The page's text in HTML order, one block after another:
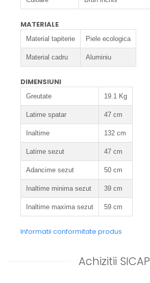
MATERIALE
Material tapiterie Piele ecologica
Material cadru Aluminiu
DIMENSIUNI
Greutate 19.1 Kg
Latime spatar 47 cm
Inaltime 132 cm
Latime sezut 47 cm
Adancime sezut 50 cm
Inaltime minima sezut 39 cm
Inaltime maxima sezut 59 cm
Informatii conformitate produs
Achizitii SICAP